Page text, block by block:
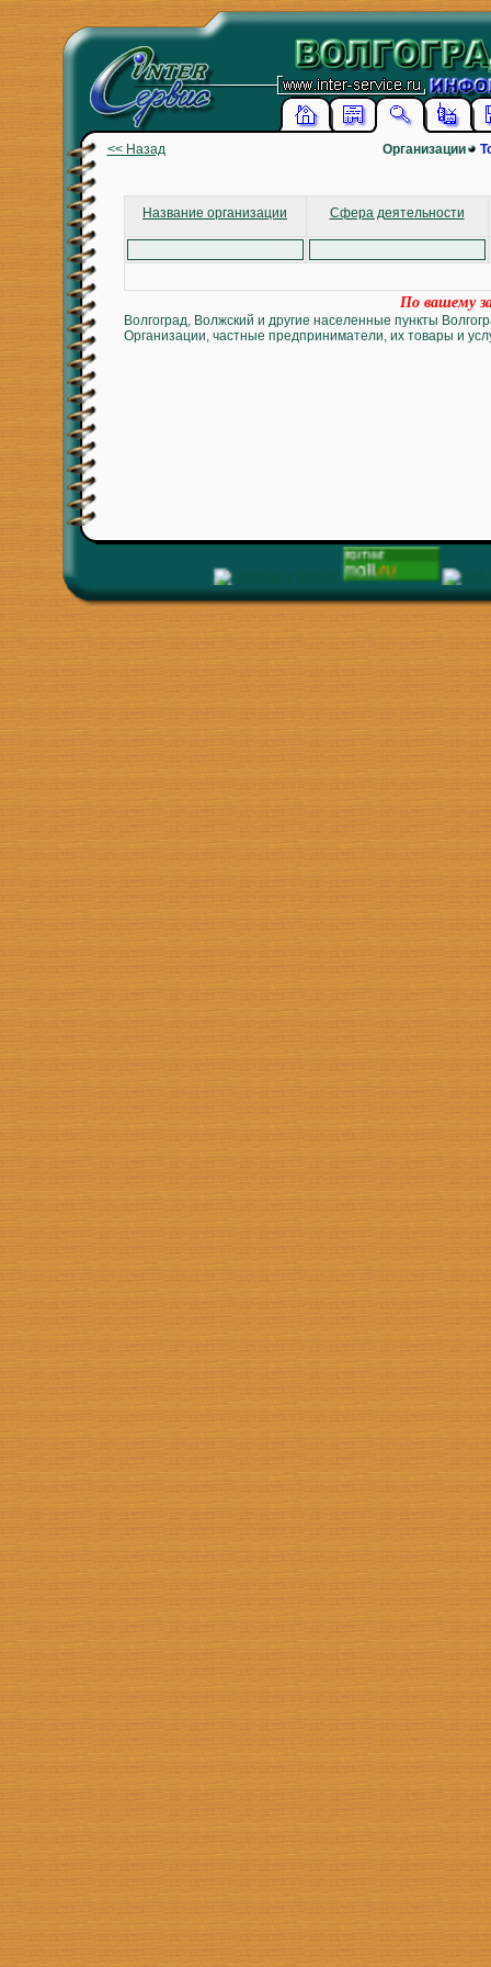
<< Назад Организации
Название организации Сфера деятельности
По вашему
Волгоград, Волжский и другие населенные пункты
Организации, частные предприниматели, их товары и